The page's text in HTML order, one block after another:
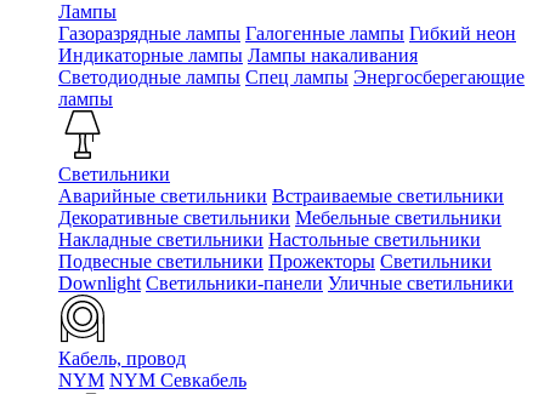
Лампы
Газоразрядные лампы Галогенные лампы Гибкий неон
Индикаторные лампы Лампы накаливания
Светодиодные лампы Спец лампы Энергосберегающие
лампы
Светильники
Аварийные светильники Встраиваемые светильники
Декоративные светильники Мебельные светильники
Накладные светильники Настольные светильники
Подвесные светильники Прожекторы Светильники
Downlight Светильники-панели Уличные светильники
Кабель, провод
NYM NYM Севкабель